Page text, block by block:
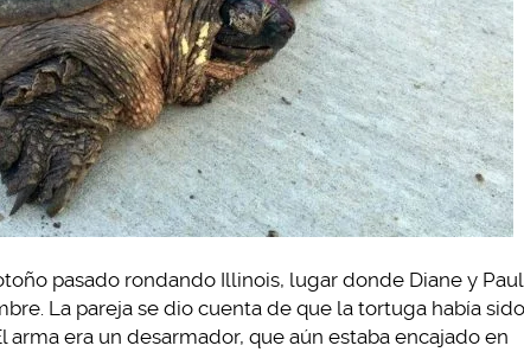
pasado rondando Illinois, lugar donde Diane y Paul
La pareja se dio cuenta de que la tortuga había sido
era un desarmador, que aún estaba encajado en